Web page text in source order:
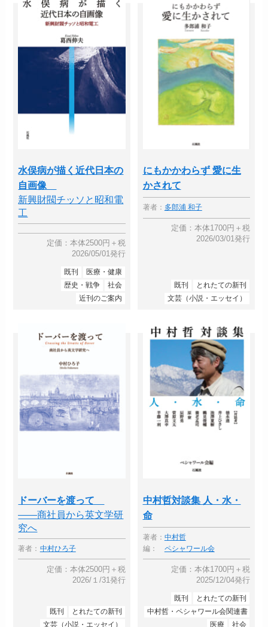
水俣病が描く近代日本の
自画像
新興財閥チッソと昭和電
工
定価：本体2500円＋税
2026/05/01発行
既刊
医療・健康
歴史・戦争
社会
近刊のご案内
にもかかわらず 愛に生
かされて
著者： 多郎浦 和子
定価：本体1700円＋税
2026/03/01発行
既刊
とれたての新刊
文芸（小説・エッセイ）
ドーバーを渡って
――商社員から英文学研
究へ
著者： 中村ひろ子
定価：本体2500円＋税
2026/１/31発行
既刊
とれたての新刊
文芸（小説・エッセイ）
中村哲対談集 人・水・
命
著者： 中村哲
編：
ペシャワール会
定価：本体1700円＋税
2025/12/04発行
既刊
とれたての新刊
中村哲・ペシャワール会関連書
医療
社会